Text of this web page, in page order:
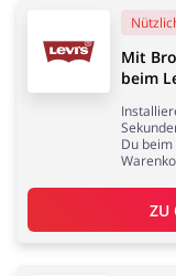
Mit
beim
Du
ZU